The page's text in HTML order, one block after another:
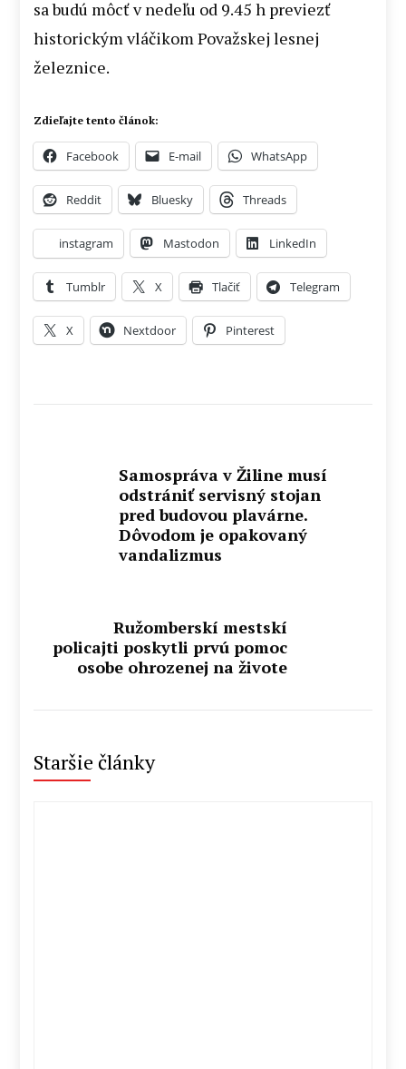
sa budú môcť v nedeľu od 9.45 h previezť
historickým vláčikom Považskej lesnej
železnice.
Zdieľajte tento článok:
Facebook E-mail WhatsApp
Reddit Bluesky Threads
instagram Mastodon LinkedIn
Tumblr X Tlačiť Telegram
X Nextdoor Pinterest
Samospráva v Žiline musí
odstrániť servisný stojan
pred budovou plavárne.
Dôvodom je opakovaný
vandalizmus
Ružomberskí mestskí
policajti poskytli prvú pomoc
osobe ohrozenej na živote
Staršie články